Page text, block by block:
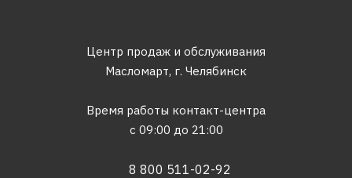
Центр продаж и обслуживания
Масломарт, г. Челябинск
Время работы контакт-центра
с 09:00 до 21:00
8 800 511-02-92